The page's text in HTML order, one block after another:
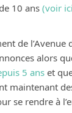
10 ans (voir
de l’Avenue
alors
5 ans et
maintenant
se rendre à